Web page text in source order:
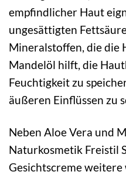
empfindlicher Haut
ungesättigten
Mineralstoffen, die die
Mandelöl hilft, die
Feuchtigkeit zu
äußeren Einflüssen zu
Neben Aloe Vera und
Naturkosmetik Freistil
Gesichtscreme